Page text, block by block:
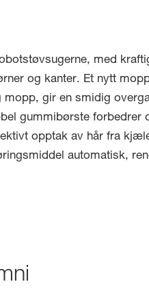
med
og kanter. Et nytt
gir en smidig
gummibørste forbedrer
opptak av hår fra
automatisk,